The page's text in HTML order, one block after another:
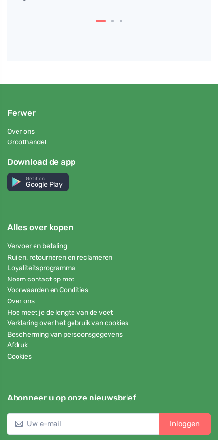
Ferwer
Over ons
Groothandel
Download de app
Get it on
Google Play
Alles over kopen
Vervoer en betaling
Ruilen, retourneren en reclameren
Loyaliteitsprogramma
Neem contact op met
Voorwaarden en Condities
Over ons
Hoe meet je de lengte van de voet
Verklaring over het gebruik van cookies
Bescherming van persoonsgegevens
Afdruk
Cookies
Abonneer u op onze nieuwsbrief
Inloggen